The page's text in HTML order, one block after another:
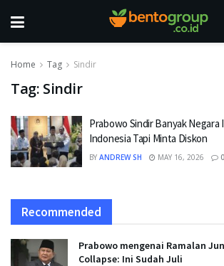
Home Tag Sindir
Tag: Sindir
Prabowo Sindir Banyak Negara
Indonesia Tapi Minta Diskon
BY ANDREW SH MAY 16, 2026 0
Recommended
Prabowo mengenai Ramalan
Collapse: Ini Sudah Juli